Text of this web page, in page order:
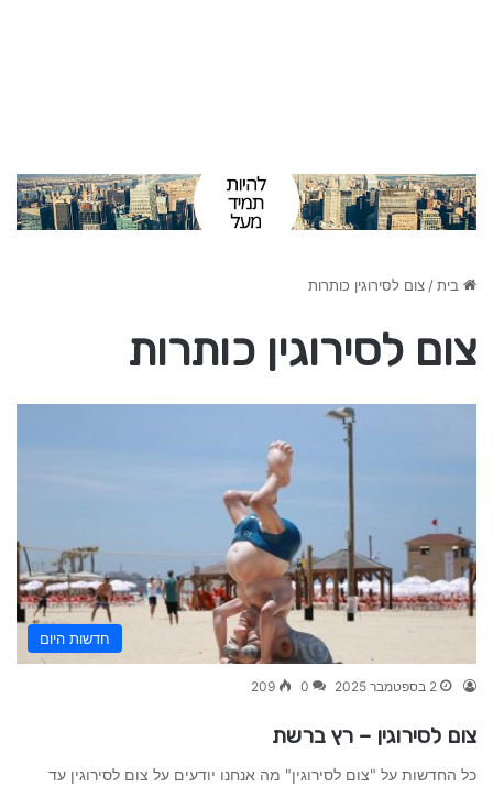
בית/צום לסירוגין כותרות
צום לסירוגין כותרות
חדשות היום
2 בספטמבר 2025 0
209
צום לסירוגין – רץ ברשת
כל החדשות על "צום לסירוגין" מה אנחנו יודעים על צום לסירוגין עד